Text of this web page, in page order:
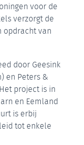
voor de
verzorgt de
opdracht van
door Geesink
en Peters &
project is in
en Eemland
is erbij
tot enkele